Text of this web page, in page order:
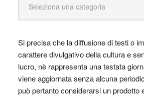
Si precisa che la diffusione di testi o
carattere divulgativo della cultura e
lucro, nè rappresenta una testata
viene aggiornata senza alcuna
può pertanto considerarsi un prodotto